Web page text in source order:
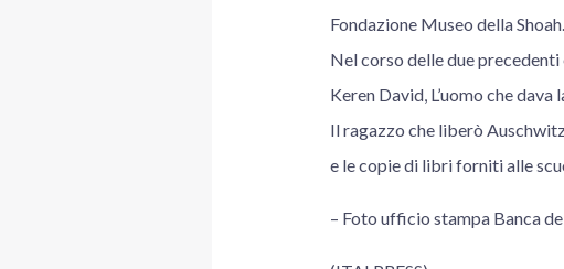
Fondazione Museo della Shoah.
Nel corso delle due
Keren David, L’uomo che
Il ragazzo che liberò
e le copie di libri forniti alle
– Foto ufficio stampa Banca